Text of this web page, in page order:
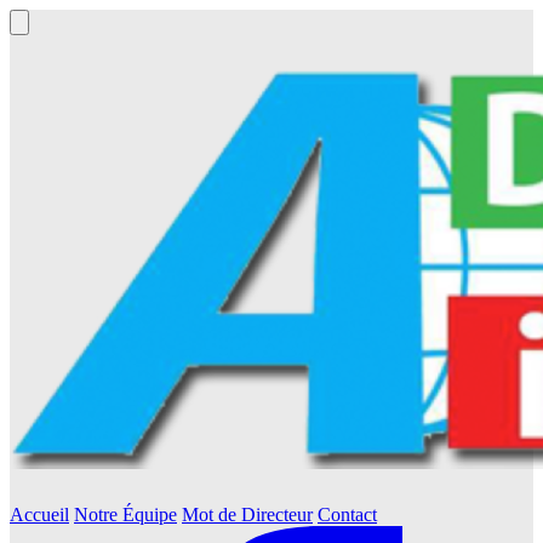
Accueil Notre Équipe Mot de Directeur Contact